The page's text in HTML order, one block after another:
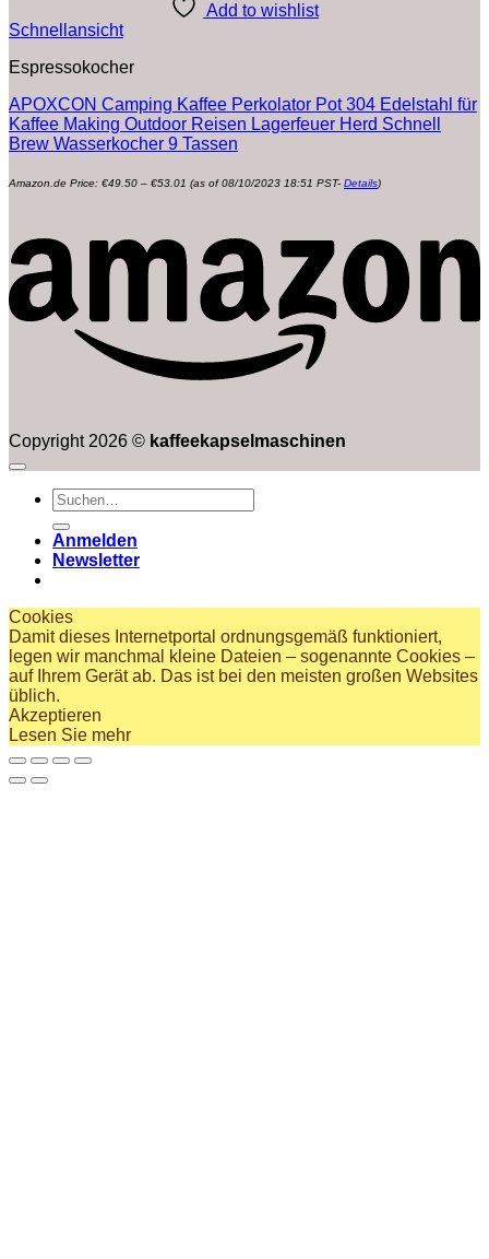
Add to wishlist
Schnellansicht
Espressokocher
APOXCON Camping Kaffee Perkolator Pot 304 Edelstahl für
Kaffee Making Outdoor Reisen Lagerfeuer Herd Schnell
Brew Wasserkocher 9 Tassen
Amazon.de Price: €49.50 – €53.01 €49.50
(as of 08/10/2023 18:51 PST- Details)
Copyright 2026 © kaffeekapselmaschinen
Suchen
nach:
Anmelden
Newsletter
Cookies
Damit dieses Internetportal ordnungsgemäß funktioniert,
legen wir manchmal kleine Dateien – sogenannte Cookies –
auf Ihrem Gerät ab. Das ist bei den meisten großen Websites
üblich.
Akzeptieren
Lesen Sie mehr